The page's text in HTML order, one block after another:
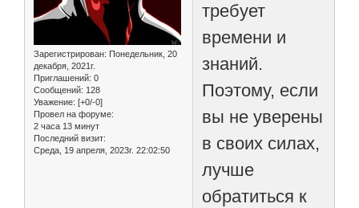
Зарегистрирован: Понедельник, 20
декабря, 2021г.
Приглашений: 0
Сообщений: 128
Уважение: [+0/-0]
Провел на форуме:
2 часа 13 минут
Последний визит:
Среда, 19 апреля, 2023г. 22:02:50
требует
времени и
знаний.
Поэтому, если
вы не уверены
в своих силах,
лучше
обратиться к